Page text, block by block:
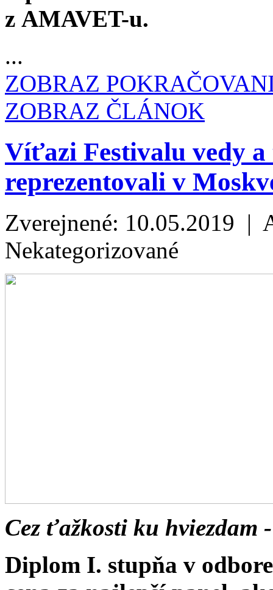
z AMAVET-u.
...
ZOBRAZ
ZOBRAZ ČLÁNOK
Víťazi Festivalu vedy
reprezentovali v
Zverejnené: 10.05.2019 |
Nekategorizované
Cez ťažkosti ku hviezdam
Diplom I. stupňa v